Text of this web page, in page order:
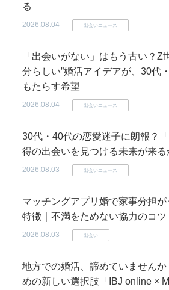
る
2026.08.04 出会いニュース
「出会いがない」はもう古い？Z
分らしい”婚活アイデアが、30代
もたらす希望
2026.08.04 出会いニュース
30代・40代の恋愛迷子に朗報？
得の出会いを見つける未来が来
2026.08.03 出会いニュース
マッチングアプリ婚で家事分担
特徴｜不満をためない協力のコツ
2026.08.03 出会い
地方での婚活、諦めていません
めの新しい選択肢「IBJ online ×